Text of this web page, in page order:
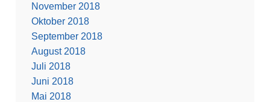
November 2018
Oktober 2018
September 2018
August 2018
Juli 2018
Juni 2018
Mai 2018